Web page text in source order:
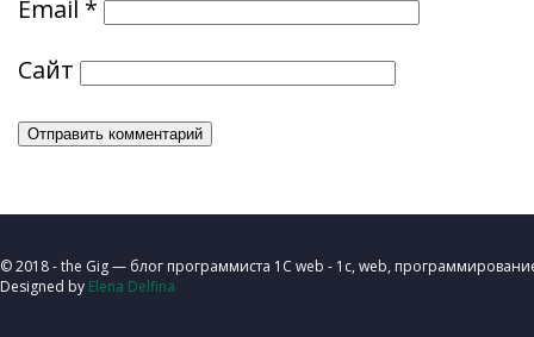
Email *
Сайт
© 2018 - the Gig — блог программиста 1C web - 1с, web,
Designed by Elena Delfina